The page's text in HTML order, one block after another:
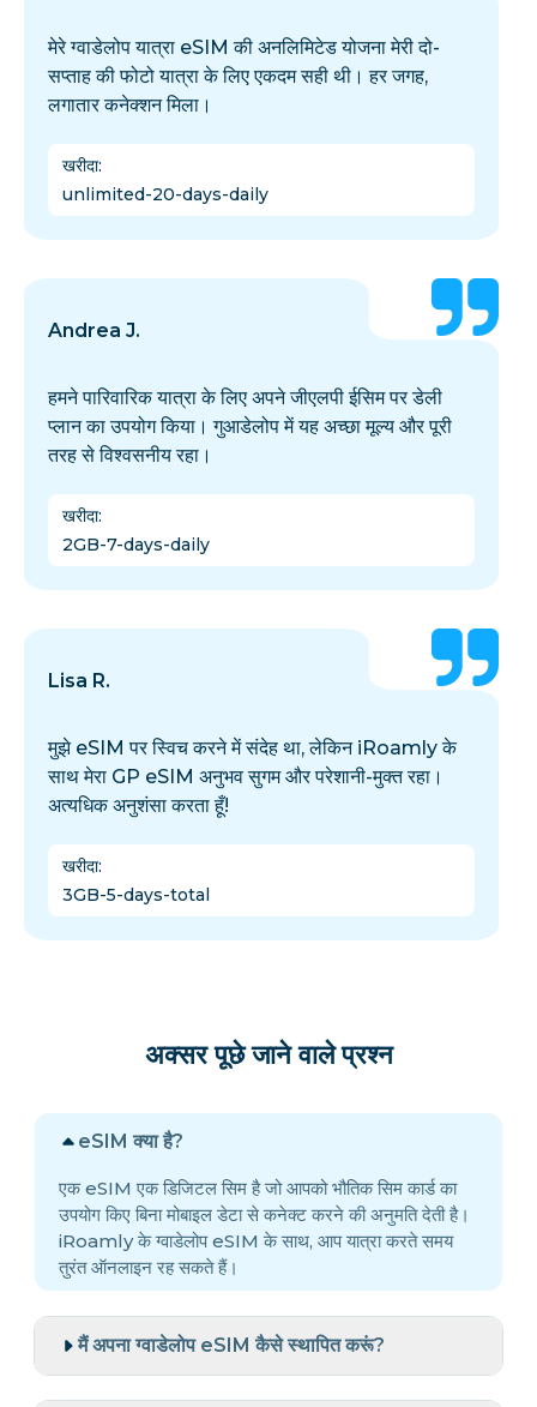
मेरे ग्वाडेलोप यात्रा eSIM की अनलिमिटेड योजना मेरी दो-
सप्ताह की फोटो यात्रा के लिए एकदम सही थी। हर जगह,
लगातार कनेक्शन मिला।
खरीदा:
unlimited-20-days-daily
Andrea J.
हमने पारिवारिक यात्रा के लिए अपने जीएलपी ईसिम पर डेली
प्लान का उपयोग किया। गुआडेलोप में यह अच्छा मूल्य और पूरी
तरह से विश्वसनीय रहा।
खरीदा:
2GB-7-days-daily
Lisa R.
मुझे eSIM पर स्विच करने में संदेह था, लेकिन iRoamly के
साथ मेरा GP eSIM अनुभव सुगम और परेशानी-मुक्त रहा।
अत्यधिक अनुशंसा करता हूँ!
खरीदा:
3GB-5-days-total
अक्सर पूछे जाने वाले प्रश्न
eSIM क्या है?
एक eSIM एक डिजिटल सिम है जो आपको भौतिक सिम कार्ड का
उपयोग किए बिना मोबाइल डेटा से कनेक्ट करने की अनुमति देती है।
iRoamly के ग्वाडेलोप eSIM के साथ, आप यात्रा करते समय
तुरंत ऑनलाइन रह सकते हैं।
मैं अपना ग्वाडेलोप eSIM कैसे स्थापित करूं?